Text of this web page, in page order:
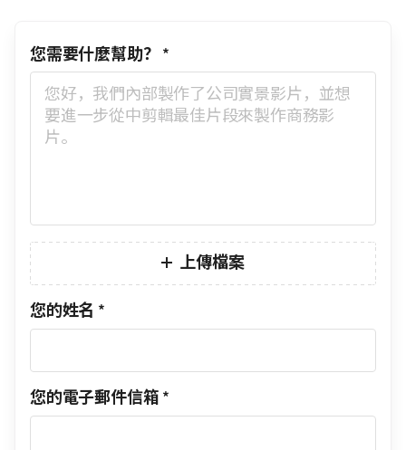
您需要什麼幫助？ *
上傳檔案
您的姓名 *
您的電子郵件信箱 *